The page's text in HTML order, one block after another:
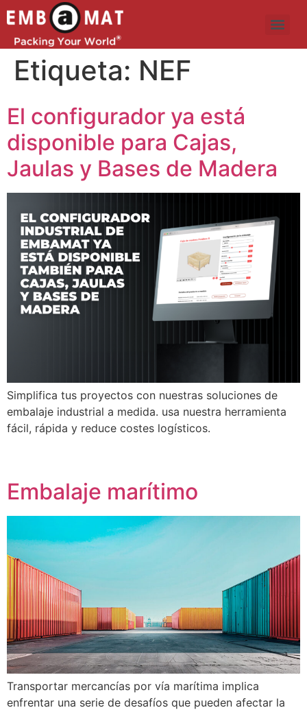
Etiqueta: NEF
El configurador ya está
disponible para Cajas,
Jaulas y Bases de Madera
Simplifica tus proyectos con nuestras soluciones de
embalaje industrial a medida. usa nuestra herramienta
fácil, rápida y reduce costes logísticos.
Embalaje marítimo
Transportar mercancías por vía marítima implica
enfrentar una serie de desafíos que pueden afectar la